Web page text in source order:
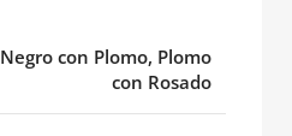
Negro con Plomo, Plomo
con Rosado